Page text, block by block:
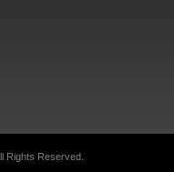
Rights Reserved.